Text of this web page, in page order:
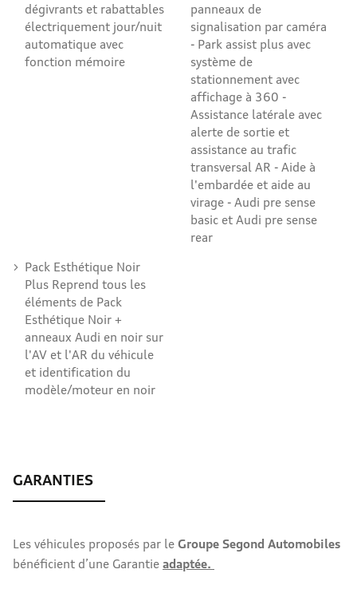
dégivrants et rabattables
électriquement jour/nuit
automatique avec
fonction mémoire
panneaux de
signalisation par caméra
- Park assist plus avec
système de
stationnement avec
affichage à 360 -
Assistance latérale avec
alerte de sortie et
assistance au trafic
transversal AR - Aide à
l'embardée et aide au
virage - Audi pre sense
basic et Audi pre sense
rear
Pack Esthétique Noir
Plus Reprend tous les
éléments de Pack
Esthétique Noir +
anneaux Audi en noir sur
l'AV et l'AR du véhicule
et identification du
modèle/moteur en noir
Les véhicules proposés par le Groupe Segond Automobiles
bénéficient d’une Garantie adaptée.